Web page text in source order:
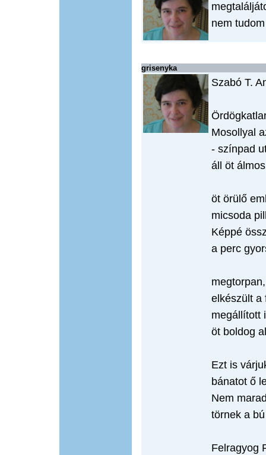
nem
grisenyka
Szabó T.
Mosollyal
- színpad
áll öt
öt örülő
micsoda
Képpé
a perc
elkészült a
megállított
öt boldog
Ezt is
bánatot ő
Nem
törnek a
Felragyog